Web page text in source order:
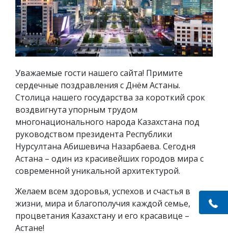
Уважаемые гости нашего сайта! Примите
сердечные поздравления с Днём Астаны.
Столица нашего государства за короткий срок
воздвигнута упорным трудом
многонационального народа Казахстана под
руководством президента Республики
Нурсултана Абишевича Назарбаева. Сегодня
Астана – один из красивейших городов мира с
современной уникальной архитектурой.
Желаем всем здоровья, успехов и счастья в
жизни, мира и благополучия каждой семье,
процветания Казахстану и его красавице –
Астане!